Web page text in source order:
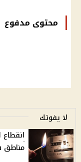
محتوى مدفوع
لا يفوتك
مناطق